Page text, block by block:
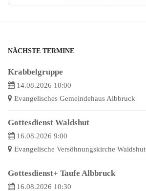
NÄCHSTE TERMINE
Krabbelgruppe
14.08.2026 10:00
Evangelisches Gemeindehaus Albbruck
Gottesdienst Waldshut
16.08.2026 9:00
Evangelische Versöhnungskirche Waldshut
Gottesdienst+ Taufe Albbruck
16.08.2026 10:30